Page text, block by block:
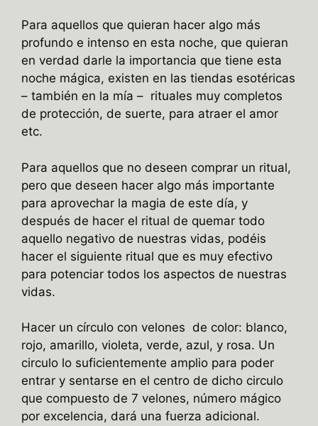
Para aquellos que quieran hacer algo más
profundo e intenso en esta noche, que quieran
en verdad darle la importancia que tiene esta
noche mágica, existen en las tiendas esotéricas
– también en la mía – rituales muy completos
de protección, de suerte, para atraer el amor
etc.
Para aquellos que no deseen comprar un ritual,
pero que deseen hacer algo más importante
para aprovechar la magia de este día, y
después de hacer el ritual de quemar todo
aquello negativo de nuestras vidas, podéis
hacer el siguiente ritual que es muy efectivo
para potenciar todos los aspectos de nuestras
vidas.
Hacer un círculo con velones de color: blanco,
rojo, amarillo, violeta, verde, azul, y rosa. Un
circulo lo suficientemente amplio para poder
entrar y sentarse en el centro de dicho circulo
que compuesto de 7 velones, número mágico
por excelencia, dará una fuerza adicional.